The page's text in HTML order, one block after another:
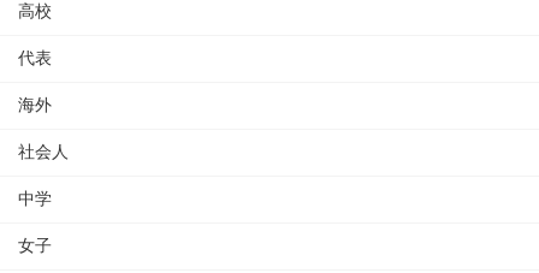
高校
代表
海外
社会人
中学
女子